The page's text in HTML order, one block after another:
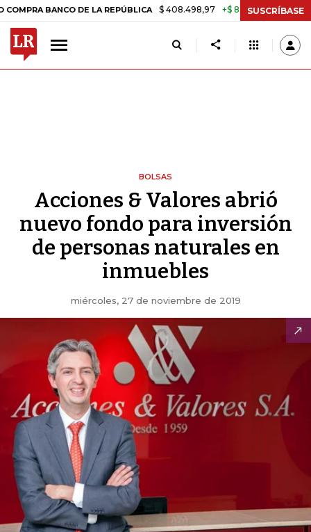
BANCO DE LA REPÚBLICA $ 408.498,97 +$ 8.753,81 +2,19%
SUSCRÍBASE
BOLSAS
Acciones & Valores abrió
nuevo fondo para inversión
de personas naturales en
inmuebles
miércoles, 27 de noviembre de 2019